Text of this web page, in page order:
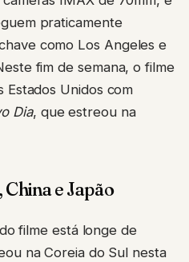
praticamente
como Los Angeles e
fim de semana, o filme
Estados Unidos com
Dia, que estreou na
e Japão
filme está longe de
na Coreia do Sul nesta